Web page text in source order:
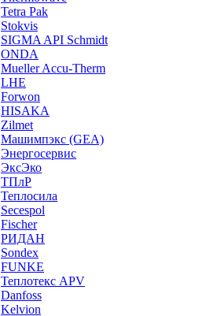
Tetra Pak
Stokvis
SIGMA API Schmidt
ONDA
Mueller Accu-Therm
LHE
Forwon
HISAKA
Zilmet
Машимпэкс (GEA)
Энергосервис
ЭксЭко
ТПлР
Теплосила
Secespol
Fischer
РИДАН
Sondex
FUNKE
Теплотекс APV
Danfoss
Kelvion